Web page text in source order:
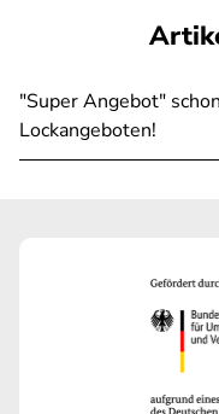
"Super Angebot"
Lockangeboten!